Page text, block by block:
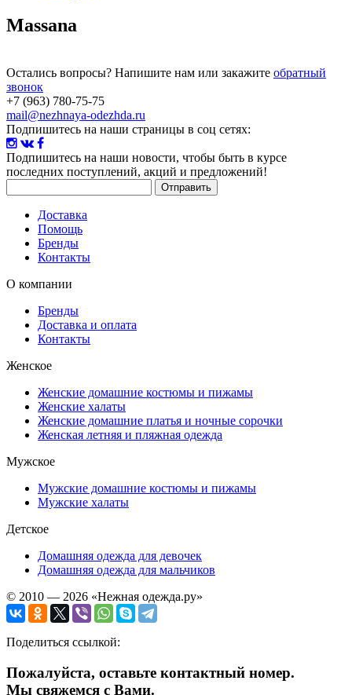
Massana
Остались вопросы? Напишите нам или закажите обратный
звонок
+7 (963) 780-75-75
mail@nezhnaya-odezhda.ru
Подпишитесь на наши страницы в соц сетях:
Подпишитесь на наши новости, чтобы быть в курсе
последних поступлений, акций и предложений!
Доставка
Помощь
Бренды
Контакты
О компании
Бренды
Доставка и оплата
Контакты
Женское
Женские домашние костюмы и пижамы
Женские халаты
Женские домашние платья и ночные сорочки
Женская летняя и пляжная одежда
Мужское
Мужские домашние костюмы и пижамы
Мужские халаты
Детское
Домашняя одежда для девочек
Домашняя одежда для мальчиков
© 2010 — 2026 «Нежная одежда.ру»
Поделиться ссылкой:
Пожалуйста, оставьте контактный номер.
Мы свяжемся с Вами.